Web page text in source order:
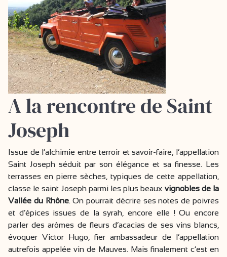
A la rencontre de Saint
Joseph
Issue de l’alchimie entre terroir et savoir-faire, l’appellation
Saint Joseph séduit par son élégance et sa finesse. Les
terrasses en pierre sèches, typiques de cette appellation,
classe le saint Joseph parmi les plus beaux vignobles de la
Vallée du Rhône. On pourrait décrire ses notes de poivres
et d’épices issues de la syrah, encore elle ! Ou encore
parler des arômes de fleurs d’acacias de ses vins blancs,
évoquer Victor Hugo, fier ambassadeur de l’appellation
autrefois appelée vin de Mauves. Mais finalement c’est en